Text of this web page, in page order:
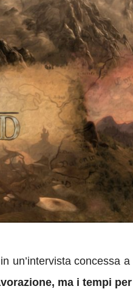
un’intervista concessa
ma i tempi